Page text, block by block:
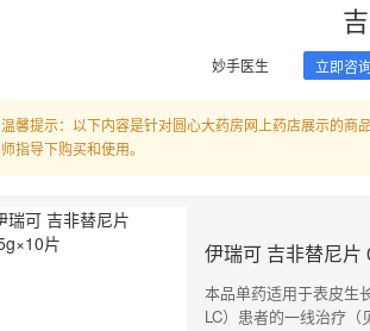
妙手医生 立即咨
温馨提示：以下内容是针对圆心大药房网上药店展示的商
师指导下购买和使用。
伊瑞可 吉非替尼片
本品单药适用于表皮生
LC）患者的一线治疗